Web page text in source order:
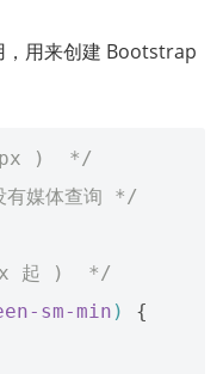
，用来创建 Bootstrap
)  */
媒体查询 */
起 )  */
sm-min )
{